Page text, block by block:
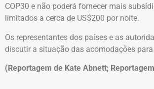
COP30 e não poderá fornecer mais
limitados a cerca de US$200 por noite.
Os representantes dos países e as
discutir a situação das acomodações para
(Reportagem de Kate Abnett;